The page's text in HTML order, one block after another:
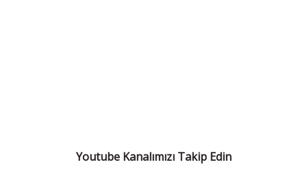
Youtube Kanalımızı Takip Edin